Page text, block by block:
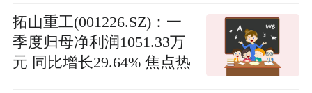
拓山重工(001226.SZ)：一
季度归母净利润1051.33万
元 同比增长29.64% 焦点热